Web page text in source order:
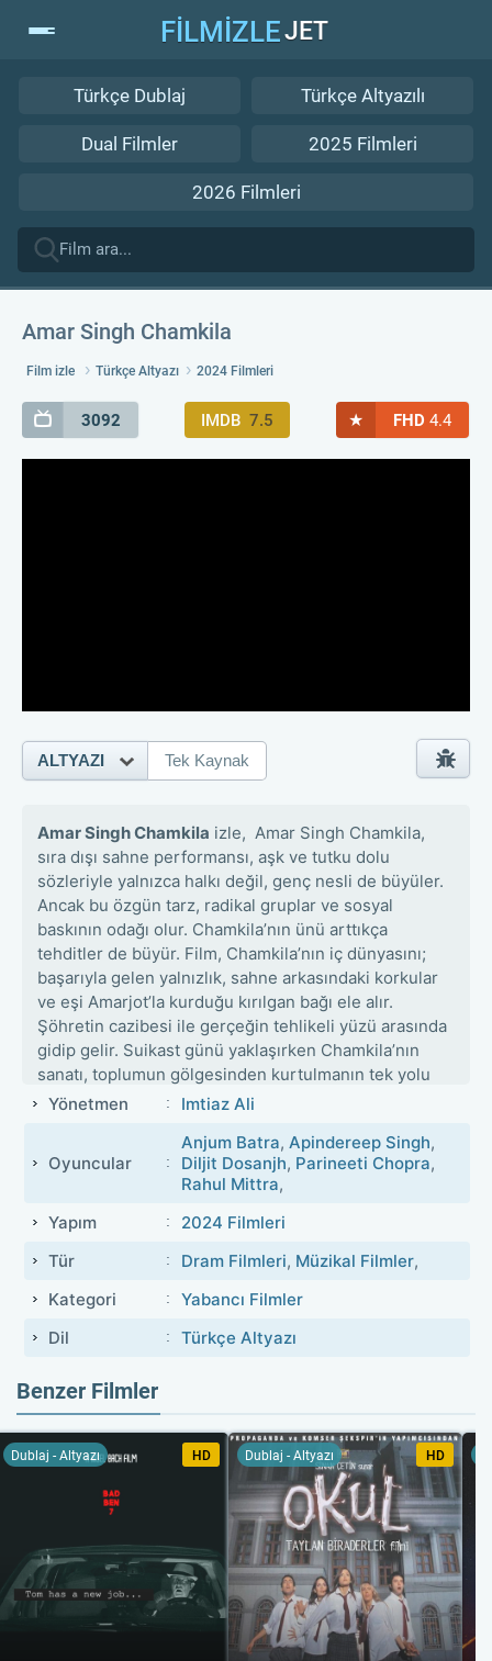
FİLMİZLEJET
Türkçe Dublaj Türkçe Altyazılı
Dual Filmler 2025 Filmleri
2026 Filmleri
Amar Singh Chamkila
Film izle Türkçe Altyazı 2024 Filmleri
3092 IMDB 7.5 ★ FHD 4.4
Amar Singh Chamkila izle, Amar Singh Chamkila,
sıra dışı sahne performansı, aşk ve tutku dolu
sözleriyle yalnızca halkı değil, genç nesli de büyüler.
Ancak bu özgün tarz, radikal gruplar ve sosyal
baskının odağı olur. Chamkila’nın ünü arttıkça
tehditler de büyür. Film, Chamkila’nın iç dünyasını;
başarıyla gelen yalnızlık, sahne arkasındaki korkular
ve eşi Amarjot’la kurduğu kırılgan bağı ele alır.
Şöhretin cazibesi ile gerçeğin tehlikeli yüzü arasında
gidip gelir. Suikast günü yaklaşırken Chamkila’nın
sanatı, toplumun gölgesinden kurtulmanın tek yolu
hâline gelir.
Yönetmen Imtiaz Ali
Oyuncular
Anjum Batra, Apindereep Singh,
Diljit Dosanjh, Parineeti Chopra,
Rahul Mittra,
Yapım
2024 Filmleri
Tür
Dram Filmleri, Müzikal Filmler,
Kategori
Yabancı Filmler
Dil
Türkçe Altyazı
ALTYAZI Tek Kaynak
Benzer Filmler
Dublaj - Altyazı HD Dublaj - Altyazı HD